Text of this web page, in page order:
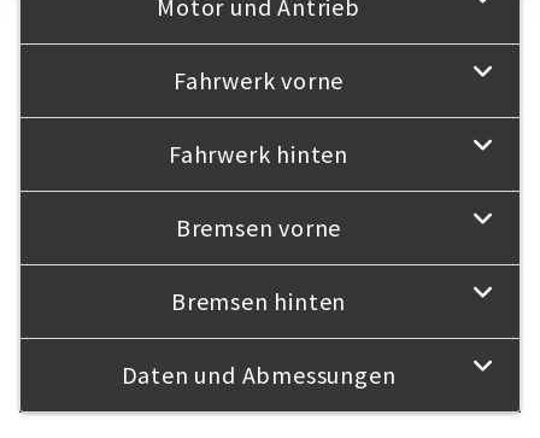
Motor und Antrieb
Fahrwerk vorne
Fahrwerk hinten
Bremsen vorne
Bremsen hinten
Daten und Abmessungen